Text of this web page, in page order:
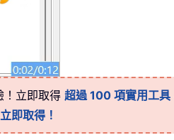
立即取得 超過 100 項實用工具
立即取得！